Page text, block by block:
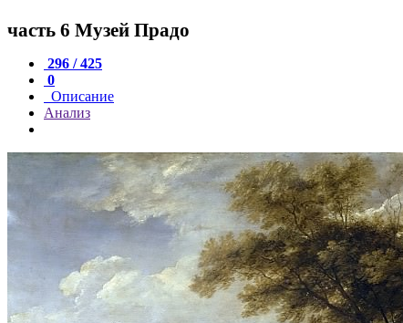
часть 6 Музей Прадо
296 / 425
0
Описание
Анализ